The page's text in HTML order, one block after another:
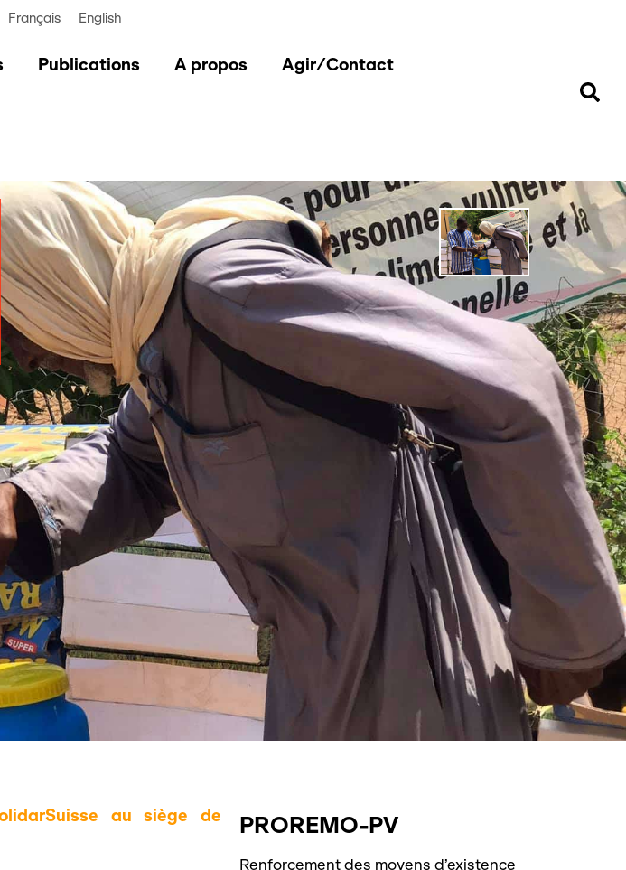
Français English
Publications A propos Agir/Contact
au siège de
PROREMO-PV
Renforcement des moyens d’existence